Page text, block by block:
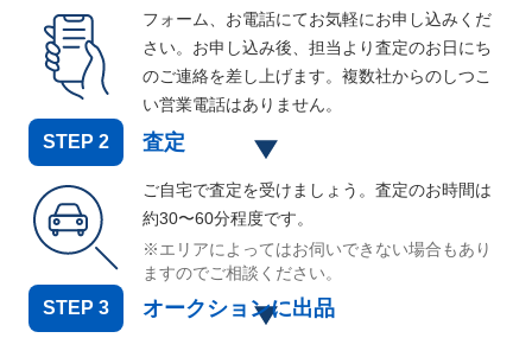
フォーム、お電話にてお気軽にお申し込みくだ
さい。お申し込み後、担当より査定のお日にち
のご連絡を差し上げます。複数社からのしつこ
い営業電話はありません。
STEP 2 査定
ご自宅で査定を受けましょう。査定のお時間は
約30〜60分程度です。
※エリアによってはお伺いできない場合もあり
ますのでご相談ください。
STEP 3 オークションに出品